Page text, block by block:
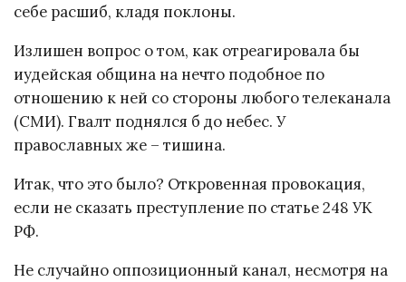
себе расшиб, кладя поклоны.
Излишен вопрос о том, как отреагировала бы
иудейская община на нечто подобное по
отношению к ней со стороны любого телеканала
(СМИ). Гвалт поднялся б до небес. У
православных же – тишина.
Итак, что это было? Откровенная провокация,
если не сказать преступление по статье 248 УК
РФ.
Не случайно оппозиционный канал, несмотря на